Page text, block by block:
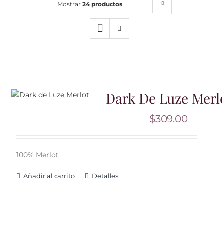
Mostrar 24 productos
Dark De Luze
$309.00
100% Merlot.
Añadir al carrito Detalles